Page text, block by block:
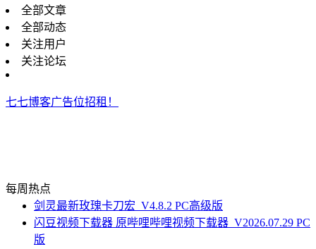
全部文章
全部动态
关注用户
关注论坛
七七博客广告位招租！
每周热点
剑灵最新玫瑰卡刀宏_V4.8.2 PC高级版
闪豆视频下载器 原哔哩哔哩视频下载器_V2026.07.29 PC
版